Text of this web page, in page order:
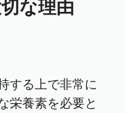
な理由
する上で非常に
栄養素を必要と